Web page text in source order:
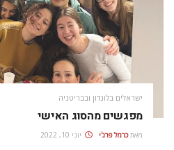
ישראלים בלונדון ובבריטניה
מפגשים מהסוג האישי
מאת כרמל פרג'י יוני 10, 2022